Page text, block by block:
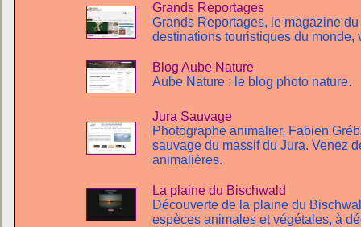
Grands Reportages
Grands Reportages, le magazine
destinations touristiques du monde,
Blog Aube Nature
Aube Nature : le blog photo nature.
Jura Sauvage
Photographe animalier, Fabien
sauvage du massif du Jura. Venez
animalières.
La plaine du Bischwald
Découverte de la plaine du
espèces animales et végétales, à